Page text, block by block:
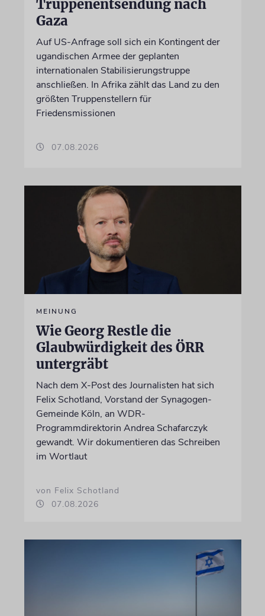
Truppenentsendung nach
Gaza
Auf US-Anfrage soll sich ein Kontingent der
ugandischen Armee der geplanten
internationalen Stabilisierungstruppe
anschließen. In Afrika zählt das Land zu den
größten Truppenstellern für
Friedensmissionen
07.08.2026
MEINUNG
Wie Georg Restle die
Glaubwürdigkeit des ÖRR
untergräbt
Nach dem X-Post des Journalisten hat sich
Felix Schotland, Vorstand der Synagogen-
Gemeinde Köln, an WDR-
Programmdirektorin Andrea Schafarczyk
gewandt. Wir dokumentieren das Schreiben
im Wortlaut
von Felix Schotland
07.08.2026